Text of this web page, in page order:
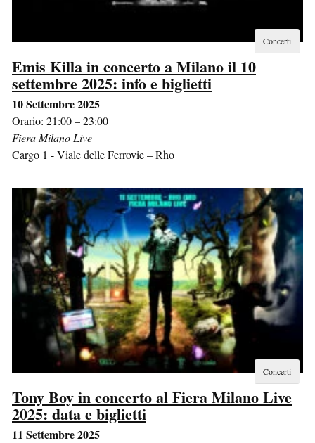
Concerti
Emis Killa in concerto a Milano il 10
settembre 2025: info e biglietti
10 Settembre 2025
Orario: 21:00 – 23:00
Fiera Milano Live
Cargo 1 - Viale delle Ferrovie–Rho
Concerti
Tony Boy in concerto al Fiera Milano Live
2025: data e biglietti
11 Settembre 2025